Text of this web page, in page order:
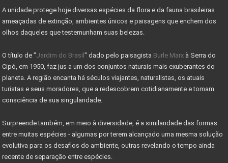
IMÓVEL COM EXCLUSIVIDADE - VENDA RÁPIDO
IMÓVEI
CASAS PRÉ-FABRICADAS MAIS BARATAS E RÁPIDAS
Valor máximo imóvel pago FGTS sobe para R$ 750000
AS 10 LEIS DO INVESTIMENTO EM IMÓVEIS
MERCADO DE RESERVA LEGAL ABRE OPORTUNIDADES
O QUE É RESERVA LEGAL
A unidade protege hoje diversas espécies da flora e da fauna brasileiras
ameaçadas de extinção, ambientes únicos e paisagens que enchem dos
olhos daqueles que testemunham suas belezas.
O título de "Jardim do Brasil" dado pelo paisagista Burle Marx à Serra do
Cipó, em 1950, faz jus a um dos conjuntos naturais mais exuberantes do
planeta. A região encanta há séculos viajantes, naturalistas, os atuais
turistas e seus moradores, que a redescobrem cotidianamente e tomam
consciência de sua singularidade.
Surpreende também, em meio à diversidade, é a similaridade das formas
entre muitas espécies - algumas por terem alcançado uma mesma solução
evolutiva para os desafios do ambiente, outras revelando o tempo ainda
recente de separação entre espécies.